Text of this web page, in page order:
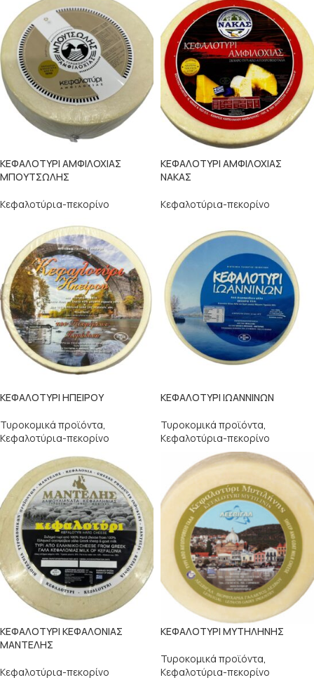
ΚΕΦΑΛΟΤΥΡΙ ΑΜΦΙΛΟΧΙΑΣ
ΜΠΟΥΤΣΩΛΗΣ
Κεφαλοτύρια-πεκορίνο
ΚΕΦΑΛΟΤΥΡΙ ΑΜΦΙΛΟΧΙΑΣ
ΝΑΚΑΣ
Κεφαλοτύρια-πεκορίνο
ΚΕΦΑΛΟΤΥΡΙ ΗΠΕΙΡΟΥ
Τυροκομικά προϊόντα,
Κεφαλοτύρια-πεκορίνο
ΚΕΦΑΛΟΤΥΡΙ ΙΩΑΝΝΙΝΩΝ
Τυροκομικά προϊόντα,
Κεφαλοτύρια-πεκορίνο
ΚΕΦΑΛΟΤΥΡΙ ΚΕΦΑΛΟΝΙΑΣ
ΜΑΝΤΕΛΗΣ
Κεφαλοτύρια-πεκορίνο
ΚΕΦΑΛΟΤΥΡΙ ΜΥΤΗΛΗΝΗΣ
Τυροκομικά προϊόντα,
Κεφαλοτύρια-πεκορίνο